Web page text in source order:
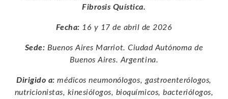
Fibrosis Quística.
Fecha: 16 y 17 de abril de 2026
Sede: Buenos Aires Marriot. Ciudad Autónoma de
Buenos Aires. Argentina.
Dirigido a: médicos neumonólogos, gastroenterólogos,
nutricionistas, kinesiólogos, bioquímicos, bacteriólogos,